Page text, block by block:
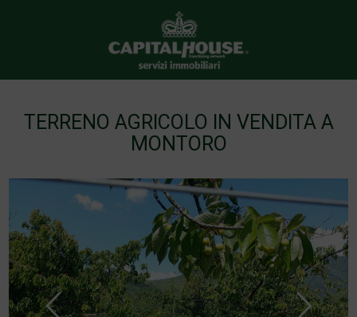
TERRENO AGRICOLO IN VENDITA A
MONTORO